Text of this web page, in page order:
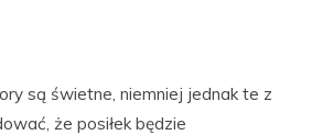
są świetne, niemniej jednak te z
że posiłek będzie